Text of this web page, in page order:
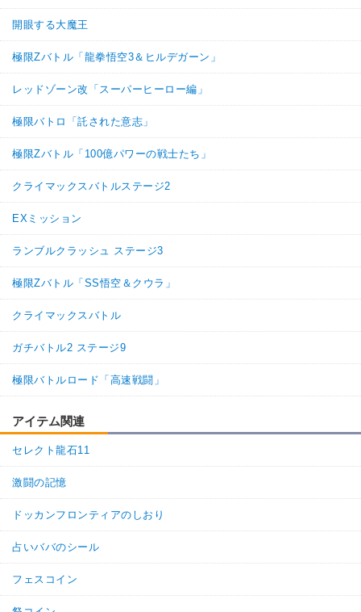
開眼する大魔王
極限Zバトル「龍拳悟空3＆ヒルデガーン」
レッドゾーン改「スーパーヒーロー編」
極限バトロ「託された意志」
極限Zバトル「100億パワーの戦士たち」
クライマックスバトルステージ2
EXミッション
ランブルクラッシュ ステージ3
極限Zバトル「SS悟空＆クウラ」
クライマックスバトル
ガチバトル2 ステージ9
極限バトルロード「高速戦闘」
アイテム関連
セレクト龍石11
激闘の記憶
ドッカンフロンティアのしおり
占いババのシール
フェスコイン